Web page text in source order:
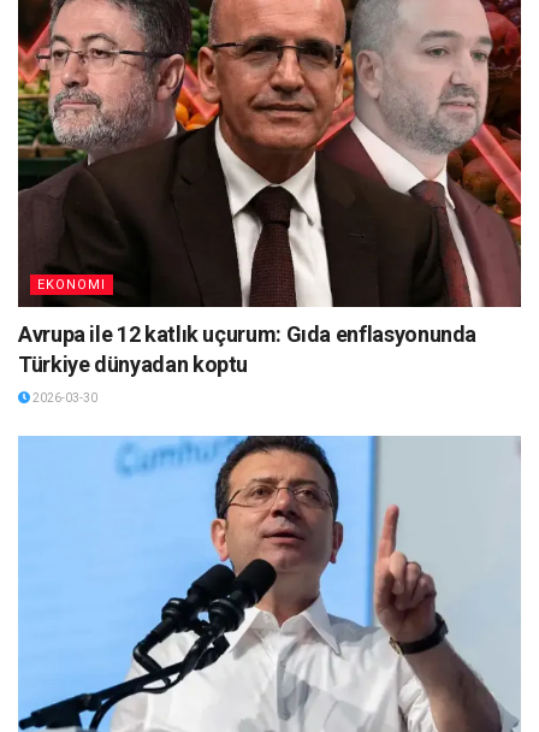
EKONOMI
Avrupa ile 12 katlık uçurum: Gıda enflasyonunda
Türkiye dünyadan koptu
2026-03-30